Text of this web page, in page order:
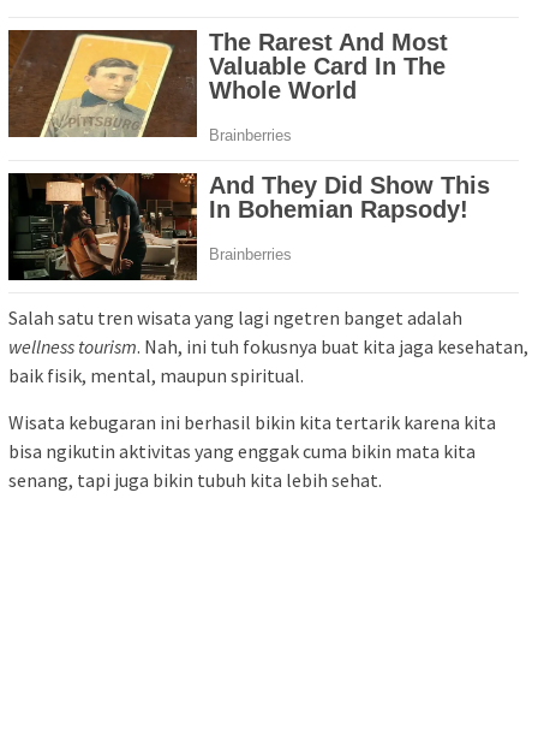
Salah satu tren wisata yang lagi ngetren banget adalah
wellness tourism. Nah, ini tuh fokusnya buat kita jaga kesehatan,
baik fisik, mental, maupun spiritual.
Wisata kebugaran ini berhasil bikin kita tertarik karena kita
bisa ngikutin aktivitas yang enggak cuma bikin mata kita
senang, tapi juga bikin tubuh kita lebih sehat.